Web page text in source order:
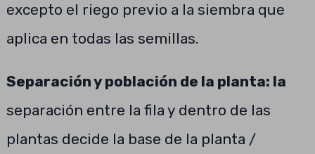
excepto el riego previo a la siembra que
aplica en todas las semillas.
Separación y población de la planta: la
separación entre la fila y dentro de las
plantas decide la base de la planta /